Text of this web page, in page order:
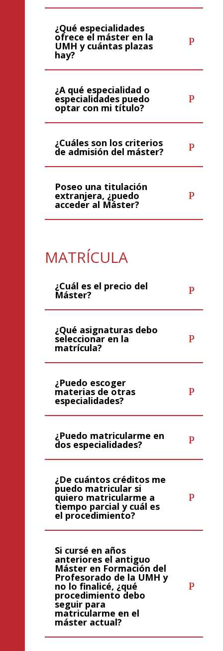
¿Qué especialidades
ofrece el máster en la
UMH y cuántas plazas
hay?
¿A qué especialidad o
especialidades puedo
optar con mi título?
¿Cuáles son los criterios
de admisión del máster?
Poseo una titulación
extranjera, ¿puedo
acceder al Máster?
MATRÍCULA
¿Cuál es el precio del
Máster?
¿Qué asignaturas debo
seleccionar en la
matrícula?
¿Puedo escoger
materias de otras
especialidades?
¿Puedo matricularme en
dos especialidades?
¿De cuántos créditos me
puedo matricular si
quiero matricularme a
tiempo parcial y cuál es
el procedimiento?
Si cursé en años
anteriores el antiguo
Máster en Formación del
Profesorado de la UMH y
no lo finalicé, ¿qué
procedimiento debo
seguir para
matricularme en el
máster actual?